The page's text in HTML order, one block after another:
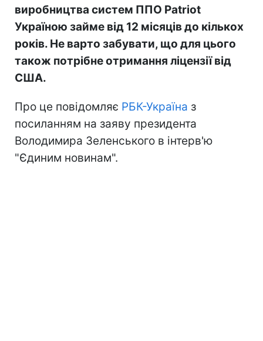
виробництва систем ППО Patriot
Україною займе від 12 місяців до кількох
років. Не варто забувати, що для цього
також потрібне отримання ліцензії від
США.
Про це повідомляє РБК-Україна з
посиланням на заяву президента
Володимира Зеленського в інтерв'ю
"Єдиним новинам".